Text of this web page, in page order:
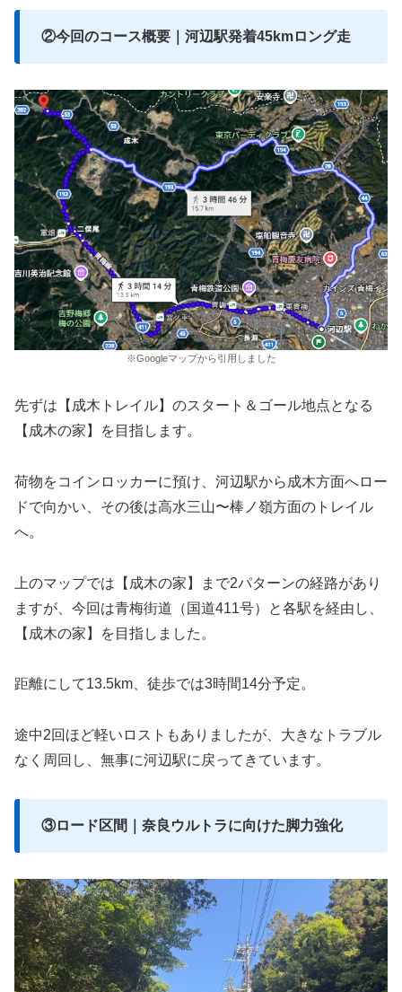
②今回のコース概要｜河辺駅発着45kmロング走
※Googleマップから引用しました
先ずは【成木トレイル】のスタート＆ゴール地点となる
【成木の家】を目指します。
荷物をコインロッカーに預け、河辺駅から成木方面へロー
ドで向かい、その後は高水三山〜棒ノ嶺方面のトレイル
へ。
上のマップでは【成木の家】まで2パターンの経路があり
ますが、今回は青梅街道（国道411号）と各駅を経由し、
【成木の家】を目指しました。
距離にして13.5km、徒歩では3時間14分予定。
途中2回ほど軽いロストもありましたが、大きなトラブル
なく周回し、無事に河辺駅に戻ってきています。
③ロード区間｜奈良ウルトラに向けた脚力強化